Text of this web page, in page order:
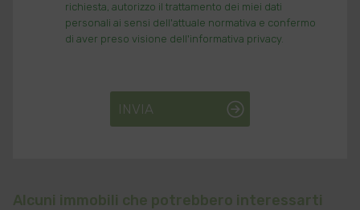
richiesta, autorizzo il trattamento dei miei dati
personali ai sensi dell'attuale normativa e confermo
di aver preso visione dell'informativa privacy.
INVIA
Alcuni immobili che potrebbero interessarti